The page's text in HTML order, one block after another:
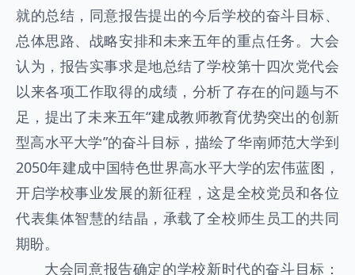
就的总结，同意报告提出的今后学校的奋斗目标、
总体思路、战略安排和未来五年的重点任务。大会
认为，报告实事求是地总结了学校第十四次党代会
以来各项工作取得的成绩，分析了存在的问题与不
足，提出了未来五年“建成教师教育优势突出的创新
型高水平大学”的奋斗目标，描绘了华南师范大学到
2050年建成中国特色世界高水平大学的宏伟蓝图，
开启学校事业发展的新征程，这是全校党员和各位
代表集体智慧的结晶，承载了全校师生员工的共同
期盼。
大会同意报告确定的学校新时代的奋斗目标：